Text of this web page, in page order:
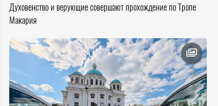
Духовенство и верующие совершают прохождение по Тропе
Макария